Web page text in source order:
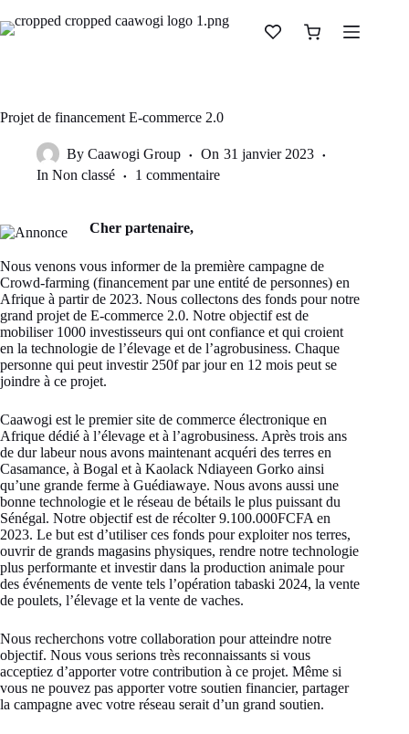
Projet de financement E-commerce 2.0
By Caawogi Group On 31 janvier 2023
In Non classé 1 commentaire
Cher partenaire,
Nous venons vous informer de la première campagne de
Crowd-farming (financement par une entité de personnes) en
Afrique à partir de 2023. Nous collectons des fonds pour notre
grand projet de E-commerce 2.0. Notre objectif est de
mobiliser 1000 investisseurs qui ont confiance et qui croient
en la technologie de l’élevage et de l’agrobusiness. Chaque
personne qui peut investir 250f par jour en 12 mois peut se
joindre à ce projet.
Caawogi est le premier site de commerce électronique en
Afrique dédié à l’élevage et à l’agrobusiness. Après trois ans
de dur labeur nous avons maintenant acquéri des terres en
Casamance, à Bogal et à Kaolack Ndiayeen Gorko ainsi
qu’une grande ferme à Guédiawaye. Nous avons aussi une
bonne technologie et le réseau de bétails le plus puissant du
Sénégal. Notre objectif est de récolter 9.100.000FCFA en
2023. Le but est d’utiliser ces fonds pour exploiter nos terres,
ouvrir de grands magasins physiques, rendre notre technologie
plus performante et investir dans la production animale pour
des événements de vente tels l’opération tabaski 2024, la vente
de poulets, l’élevage et la vente de vaches.
Nous recherchons votre collaboration pour atteindre notre
objectif. Nous vous serions très reconnaissants si vous
acceptiez d’apporter votre contribution à ce projet. Même si
vous ne pouvez pas apporter votre soutien financier, partager
la campagne avec votre réseau serait d’un grand soutien.